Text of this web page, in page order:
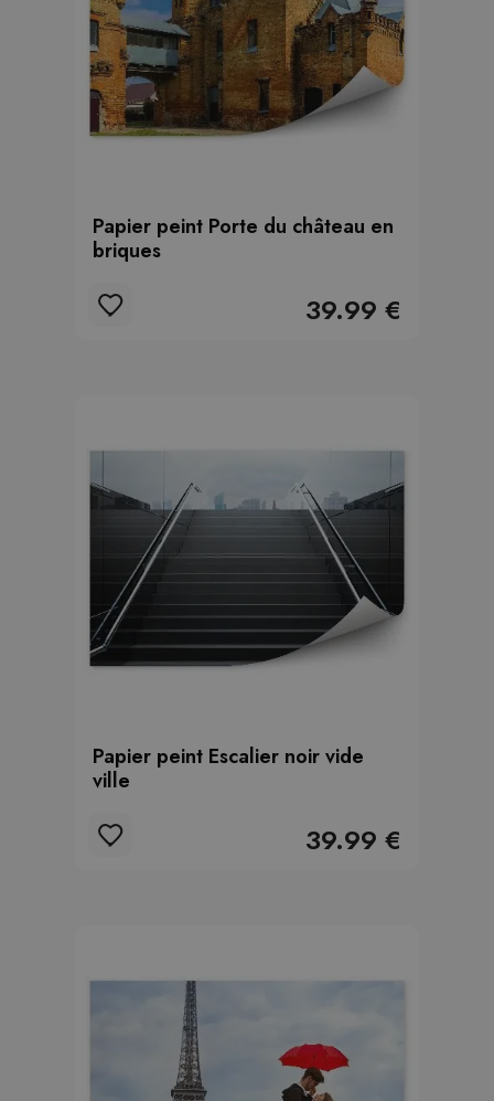
Papier peint Porte du château en
briques
39.99 €
Papier peint Escalier noir vide
ville
39.99 €